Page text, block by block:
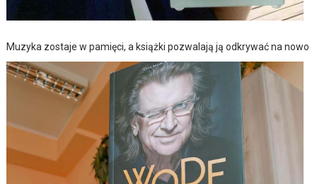
Muzyka zostaje w pamięci, a książki pozwalają ją odkrywać na nowo